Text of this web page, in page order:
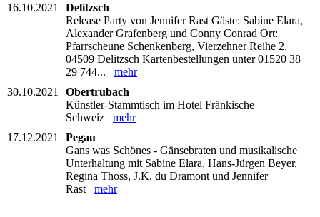
16.10.2021
Delitzsch
Release Party von Jennifer Rast Gäste: Sabine Elara,
Alexander Grafenberg und Conny Conrad Ort:
Pfarrscheune Schenkenberg, Vierzehner Reihe 2,
04509 Delitzsch Kartenbestellungen unter 01520 38
29 744... mehr
30.10.2021
Obertrubach
Künstler-Stammtisch im Hotel Fränkische
Schweiz mehr
17.12.2021
Pegau
Gans was Schönes - Gänsebraten und musikalische
Unterhaltung mit Sabine Elara, Hans-Jürgen Beyer,
Regina Thoss, J.K. du Dramont und Jennifer
Rast mehr